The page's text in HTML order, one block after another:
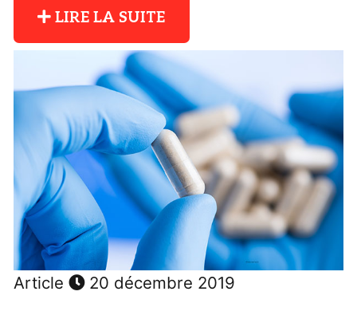
LIRE LA SUITE
Article 20 décembre 2019